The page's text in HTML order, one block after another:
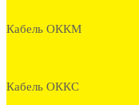
Кабель ОККМ
Кабель ОККС